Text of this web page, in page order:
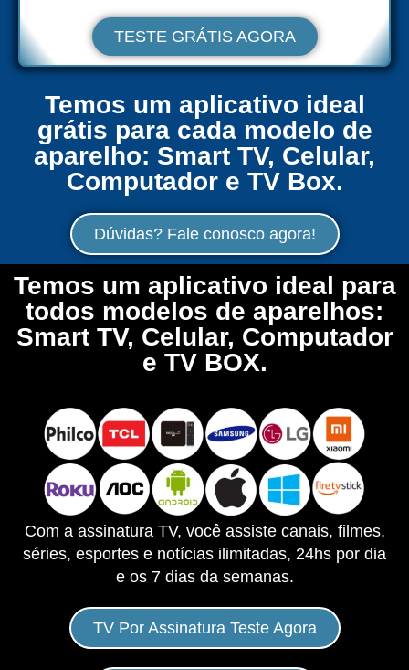
TESTE GRÁTIS AGORA
Temos um aplicativo ideal
grátis para cada modelo de
aparelho: Smart TV, Celular,
Computador e TV Box.
Dúvidas? Fale conosco agora!
Temos um aplicativo ideal para
todos modelos de aparelhos:
Smart TV, Celular, Computador
e TV BOX.
Com a assinatura TV, você assiste canais, filmes,
séries, esportes e notícias ilimitadas, 24hs por dia
e os 7 dias da semanas.
TV Por Assinatura Teste Agora